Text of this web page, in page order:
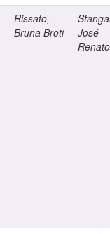
Rissato,
Bruna Broti
José
Renato